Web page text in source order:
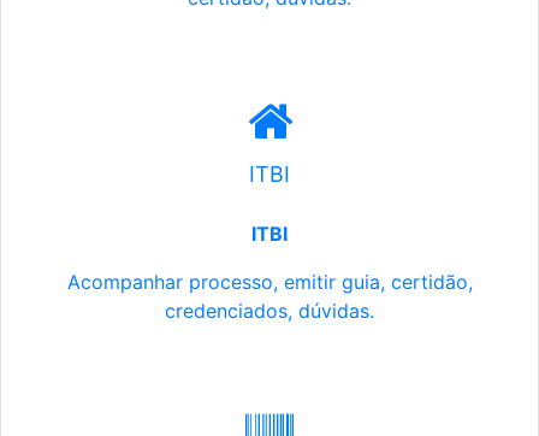
ITBI
ITBI
Acompanhar processo, emitir guia, certidão,
credenciados, dúvidas.